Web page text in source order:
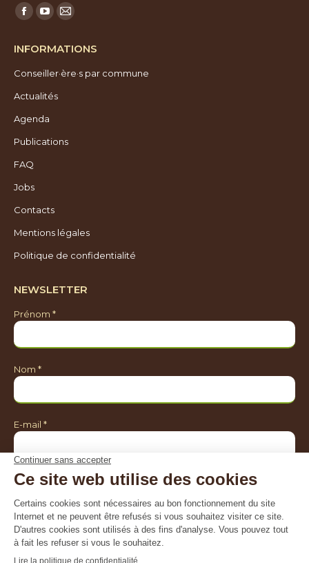
Trouvez nous sur :
Facebook
opens
in
new
YouTube
opens
in
new
E-
page
opens
INFORMATIONS
Conseiller·ère·s par commune
Actualités
Agenda
Publications
FAQ
Jobs
Contacts
Mentions légales
Politique de confidentialité
NEWSLETTER
Prénom *
Nom *
E-mail *
Je souhaite être informé sur *
Le programme agroenvironnemental
Le réseau Natura 2000